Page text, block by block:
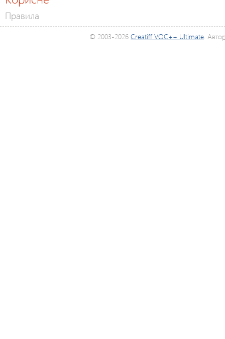
Правила
© 2003-2026 Creatiff VOC++ Ultimate.